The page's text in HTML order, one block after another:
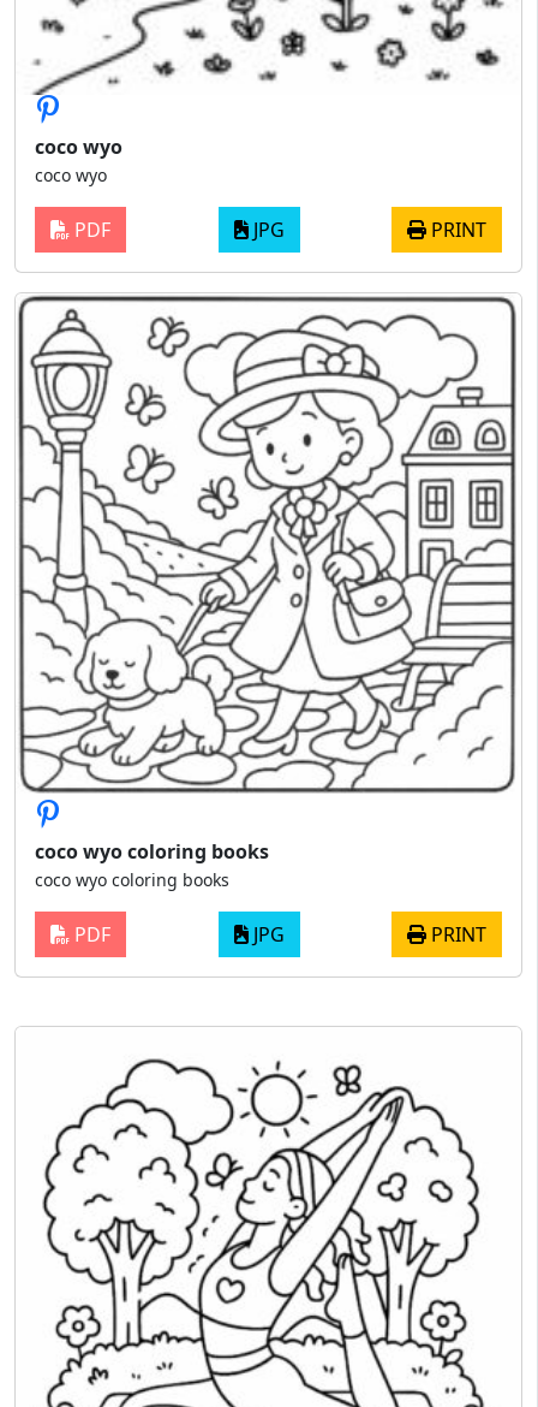
coco wyo
coco wyo
PDF JPG PRINT
coco wyo coloring books
coco wyo coloring books
PDF JPG PRINT